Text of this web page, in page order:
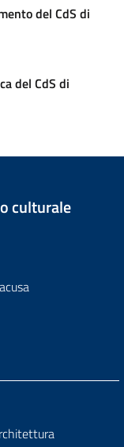
del CdS di
del CdS di
culturale